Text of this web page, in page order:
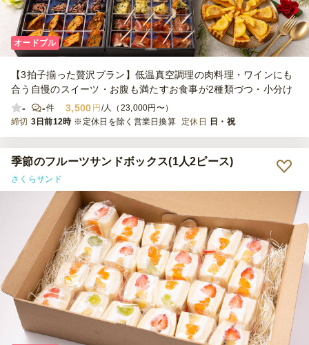
オードブル
【3拍子揃った贅沢プラン】低温真空調理の肉料理・ワインにも
合う自慢のスイーツ・お腹も満たすお食事が2種類づつ・小分け
-
-件 3,500 円/人（23,000円〜）
締切 3日前12時 ※定休日を除く営業日換算 定休日 日・祝
季節のフルーツサンドボックス(1人2ピース)
さくらサンド